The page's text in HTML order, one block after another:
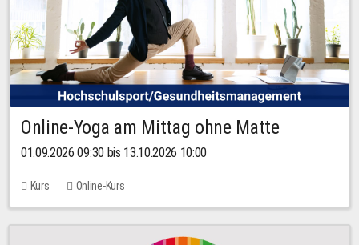
Online-Yoga am Mittag ohne Matte
01.09.2026 09:30 bis 13.10.2026 10:00
Kurs Online-Kurs